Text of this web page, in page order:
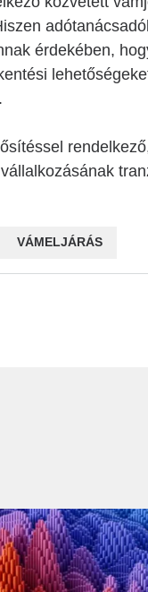
érdekében,
VÁMELJÁRÁS